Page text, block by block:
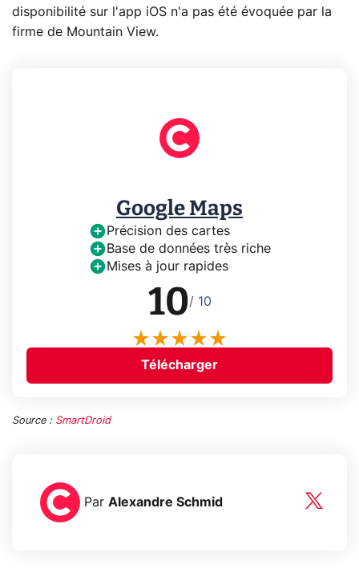
disponibilité sur l'app iOS n'a pas été évoquée par la
firme de Mountain View.
Google Maps
Précision des cartes
Base de données très riche
Mises à jour rapides
10/ 10
Télécharger
Source : SmartDroid
Par Alexandre Schmid